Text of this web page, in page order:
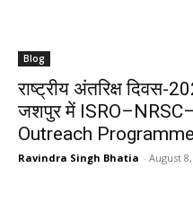
Blog
राष्ट्रीय अंतरिक्ष
जशपुर में
Outreach
Ravindra Singh Bhatia - August